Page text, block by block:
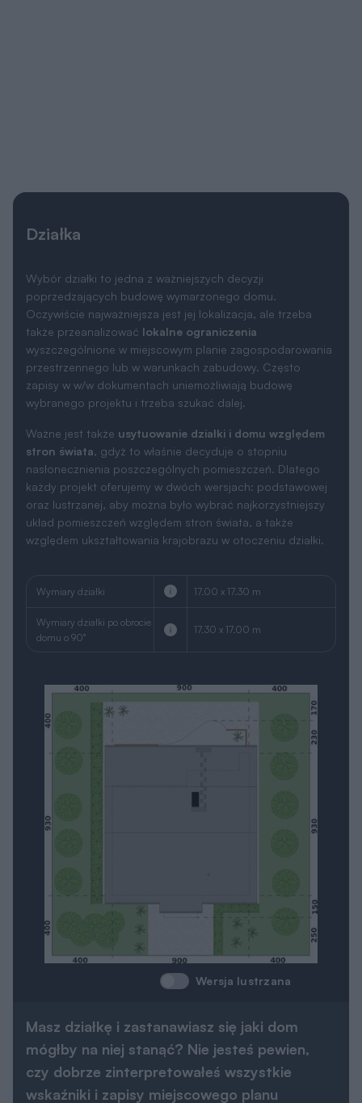
Działka
Wybór działki to jedna z ważniejszych decyzji
poprzedzających budowę wymarzonego domu.
Oczywiście najważniejsza jest jej lokalizacja, ale trzeba
także przeanalizować lokalne ograniczenia
wyszczególnione w miejscowym planie zagospodarowania
przestrzennego lub w warunkach zabudowy. Często
zapisy w w/w dokumentach uniemożliwiają budowę
wybranego projektu i trzeba szukać dalej.
Ważne jest także usytuowanie działki i domu względem
stron świata, gdyż to właśnie decyduje o stopniu
nasłonecznienia poszczególnych pomieszczeń. Dlatego
każdy projekt oferujemy w dwóch wersjach: podstawowej
oraz lustrzanej, aby można było wybrać najkorzystniejszy
układ pomieszczeń względem stron świata, a także
względem ukształtowania krajobrazu w otoczeniu działki.
Wymiary działki 17.00 x 17.30 m
Wymiary działki po obrocie
domu o 90°
17.30 x 17.00 m
Wersja lustrzana
Masz działkę i zastanawiasz się jaki dom
mógłby na niej stanąć? Nie jesteś pewien,
czy dobrze zinterpretowałeś wszystkie
wskaźniki i zapisy miejscowego planu